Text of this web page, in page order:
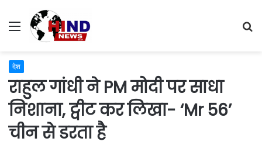
Menu
देश
राहुल गांधी ने PM मोदी पर साधा
निशाना, ट्वीट कर लिखा- ‘Mr 56’
चीन से डरता है